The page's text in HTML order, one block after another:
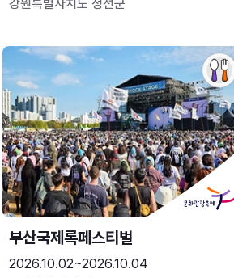
강원특별자치도 정선군
부산국제록페스티벌
2026.10.02~2026.10.04